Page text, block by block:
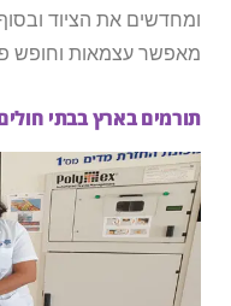
ומחדשים את הציוד
מאפשר עצמאות וחופש
תורמים בארץ בבתי